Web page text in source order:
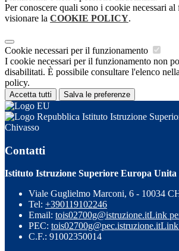
Per conoscere quali sono i cookie necessari
visionare la COOKIE POLICY.
Cookie necessari per il funzionamento
I cookie necessari per il funzionamento non
disabilitati. È possibile consultare l'elenco
policy.
Accetta tutti Salva le preferenze
Istituto Istruzione
Chivasso
Contatti
Istituto Istruzione Superiore Europa Unita
Viale Guglielmo Marconi, 6 - 10034
Tel: +390119102246
Email: tois02700g@istruzione.itLink
PEC: tois02700g@pec.istruzione.itLink
C.F.: 91002350014